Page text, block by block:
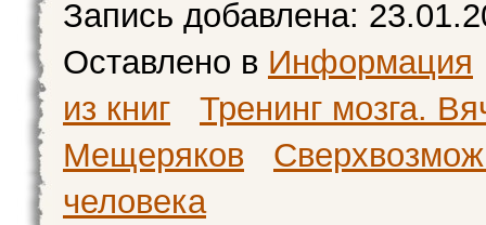
Запись добавлена:
Оставлено в Информация
из книг
Тренинг мозга.
Мещеряков
человека